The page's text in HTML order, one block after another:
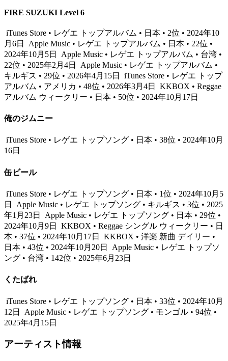
FIRE SUZUKI Level 6
iTunes Store • レゲエ トップアルバム • 日本 • 2位 • 2024年10
月6日
Apple Music • レゲエ トップアルバム • 日本 • 22位 •
2024年10月5日
Apple Music • レゲエ トップアルバム • 台湾 •
22位 • 2025年2月4日
Apple Music • レゲエ トップアルバム •
キルギス • 29位 • 2026年4月15日
iTunes Store • レゲエ トップ
アルバム • アメリカ • 48位 • 2026年3月4日
KKBOX • Reggae
アルバム ウィークリー • 日本 • 50位 • 2024年10月17日
俺のジムニー
iTunes Store • レゲエ トップソング • 日本 • 38位 • 2024年10月
16日
缶ビール
iTunes Store • レゲエ トップソング • 日本 • 1位 • 2024年10月5
日
Apple Music • レゲエ トップソング • キルギス • 3位 • 2025
年1月23日
Apple Music • レゲエ トップソング • 日本 • 29位 •
2024年10月9日
KKBOX • Reggae シングル ウィークリー • 日
本 • 37位 • 2024年10月17日
KKBOX • 洋楽 新曲 デイリー •
日本 • 43位 • 2024年10月20日
Apple Music • レゲエ トップソ
ング • 台湾 • 142位 • 2025年6月23日
くたばれ
iTunes Store • レゲエ トップソング • 日本 • 33位 • 2024年10月
12日
Apple Music • レゲエ トップソング • モンゴル • 94位 •
2025年4月15日
アーティスト情報